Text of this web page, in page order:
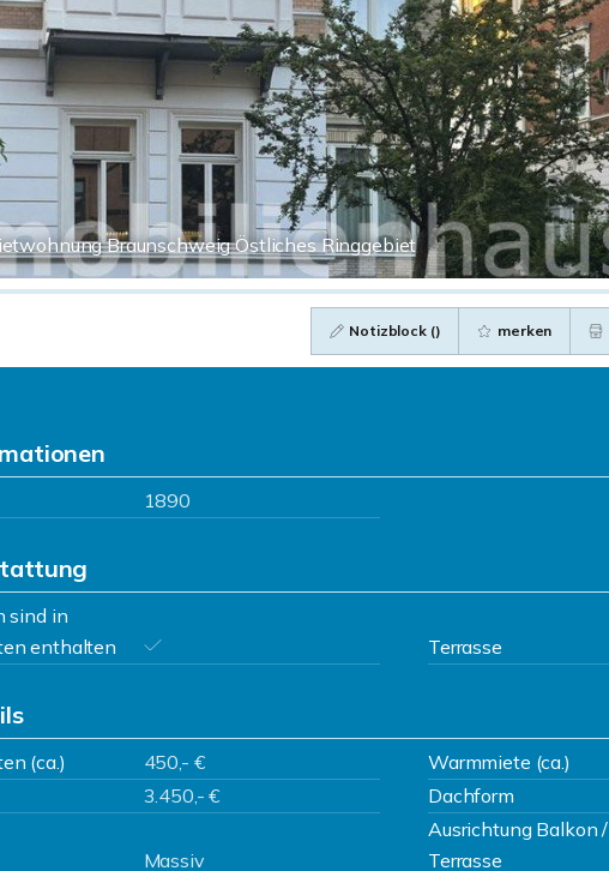
Braunschweig Östliches Ringgebiet
Notizblock () merken
1890
sind in
enthalten
Terrasse
(ca.) 450,- € Warmmiete (ca.)
3.450,- € Dachform
Massiv
Ausrichtung Balkon /
Terrasse